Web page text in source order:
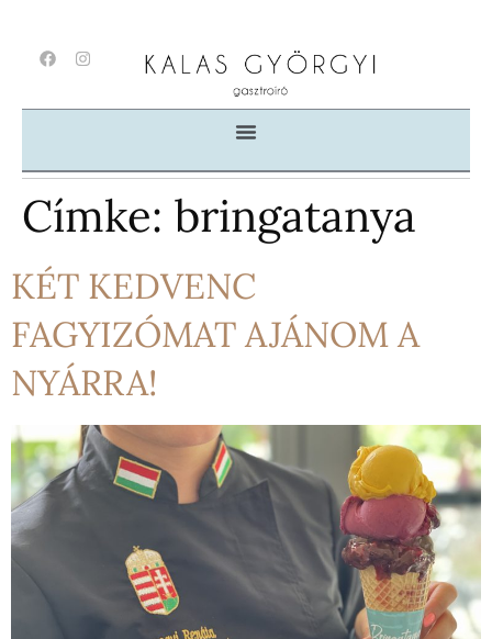
Címke: bringatanya
KÉT KEDVENC
FAGYIZÓMAT AJÁNOM A
NYÁRRA!